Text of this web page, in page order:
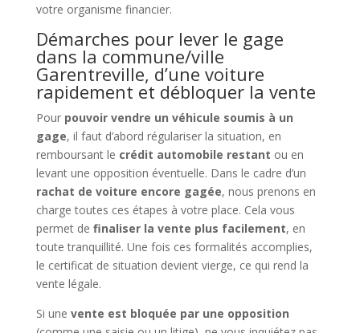
votre organisme financier.
Démarches pour lever le gage
dans la commune/ville
Garentreville, d’une voiture
rapidement et débloquer la vente
Pour pouvoir vendre un véhicule soumis à un
gage, il faut d’abord régulariser la situation, en
remboursant le crédit automobile restant ou en
levant une opposition éventuelle. Dans le cadre d’un
rachat de voiture encore gagée, nous prenons en
charge toutes ces étapes à votre place. Cela vous
permet de finaliser la vente plus facilement, en
toute tranquillité. Une fois ces formalités accomplies,
le certificat de situation devient vierge, ce qui rend la
vente légale.
Si une vente est bloquée par une opposition